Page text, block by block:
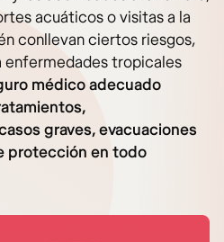
acuáticos o visitas a la
conllevan ciertos riesgos,
tropicales
médico adecuado
graves, evacuaciones
protección en todo